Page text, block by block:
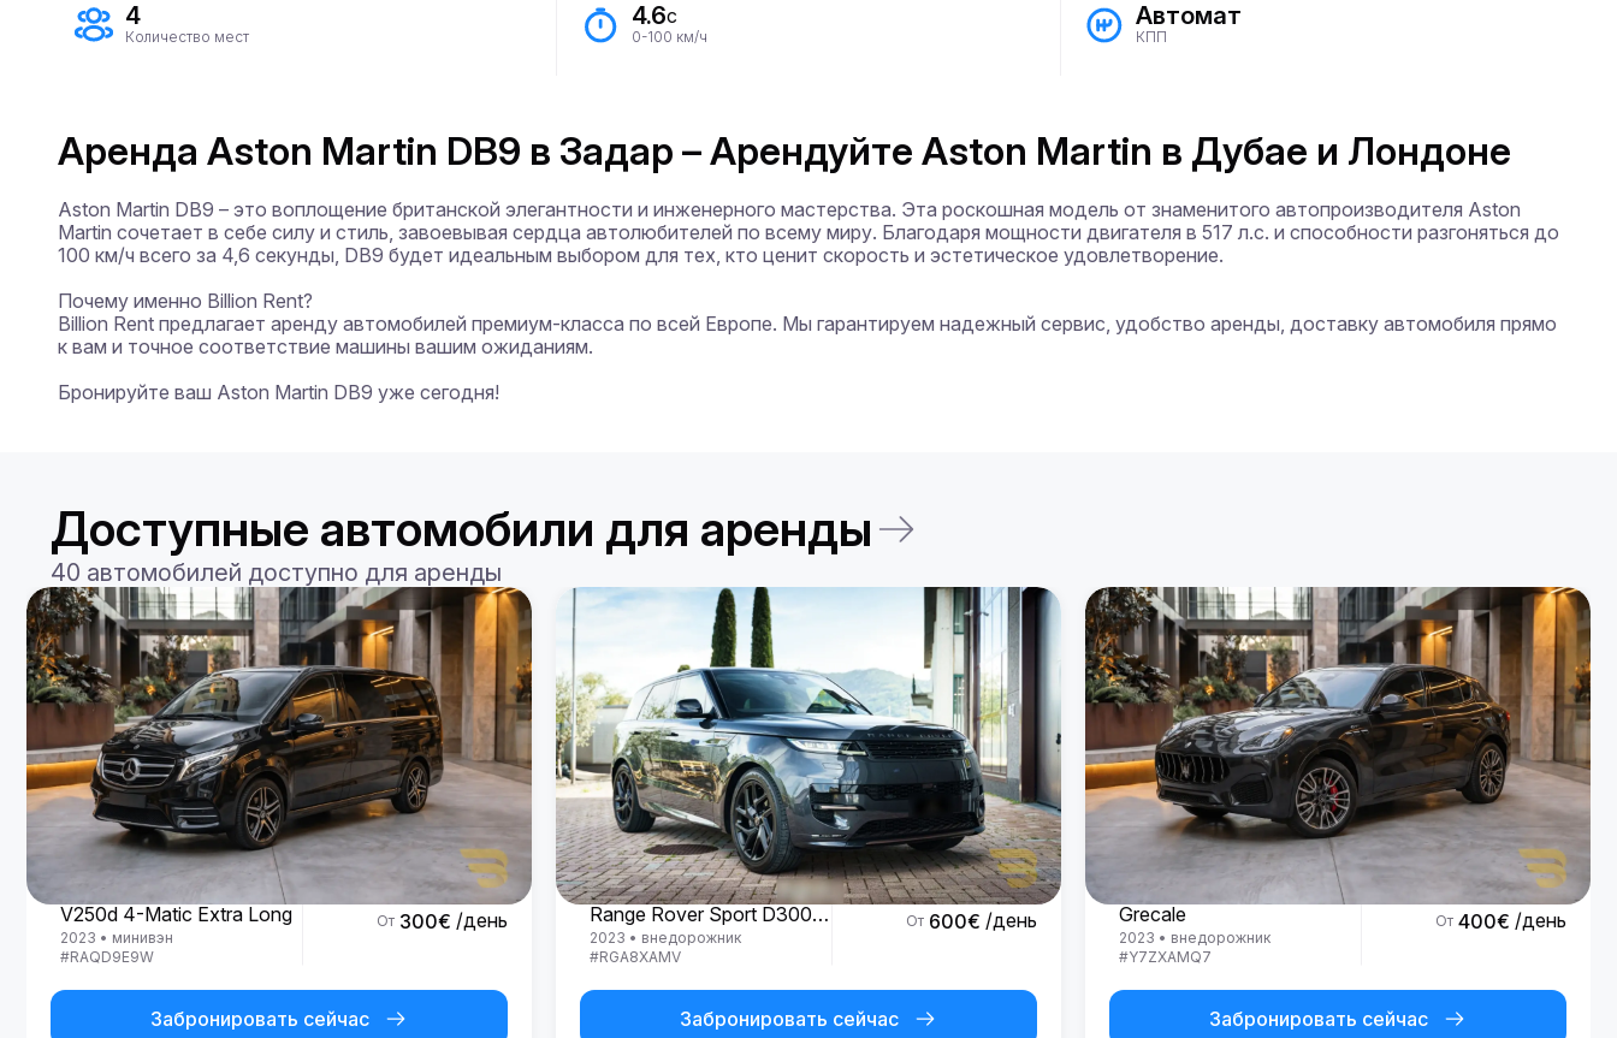
4
Количество мест
4.6с
0-100 км/ч
Автомат
КПП
Аренда Aston Martin DB9 в Задар – Арендуйте Aston Martin в Дубае и Лондоне
Aston Martin DB9 – это воплощение британской элегантности и инженерного мастерства. Эта роскошная модель от знаменитого автопроизводителя Aston
Martin сочетает в себе силу и стиль, завоевывая сердца автолюбителей по всему миру. Благодаря мощности двигателя в 517 л.с. и способности разгоняться до
100 км/ч всего за 4,6 секунды, DB9 будет идеальным выбором для тех, кто ценит скорость и эстетическое удовлетворение.
Почему именно Billion Rent?
Billion Rent предлагает аренду автомобилей премиум-класса по всей Европе. Мы гарантируем надежный сервис, удобство аренды, доставку автомобиля прямо
к вам и точное соответствие машины вашим ожиданиям.
Бронируйте ваш Aston Martin DB9 уже сегодня!
Доступные автомобили для аренды
40 автомобилей доступно для аренды
Mercedes Benz
V250d 4-Matic Extra Long
2023 • минивэн
#RAQD9E9W
От 300€ /день
Забронировать сейчас
Land Rover
Range Rover Sport D300 R-Dynamic SE
2023 • внедорожник
#RGA8XAMV
От 600€ /день
Забронировать сейчас
Grecale
2023 • внедорожник
#Y7ZXAMQ7
От 400€ /день
Забронировать сейчас